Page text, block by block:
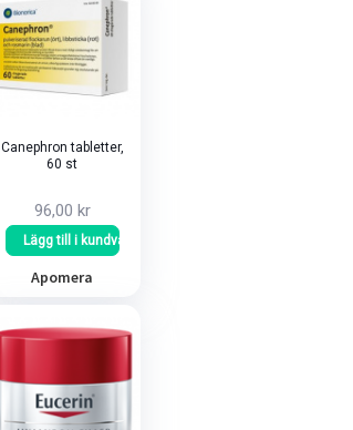
Canephron tabletter,
60 st
96,00 kr
Lägg till i kundvagn
Apomera